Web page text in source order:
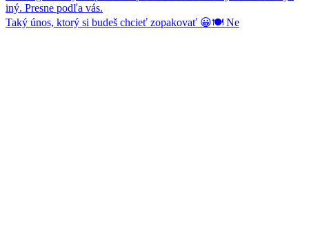
Taký únos, ktorý si budeš chcieť zopakovať 😀🍽️ Ne